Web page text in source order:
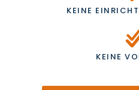
KEINE
KEINE